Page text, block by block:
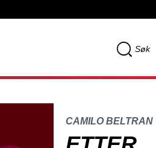
Søk
CAMILO BELTRAN